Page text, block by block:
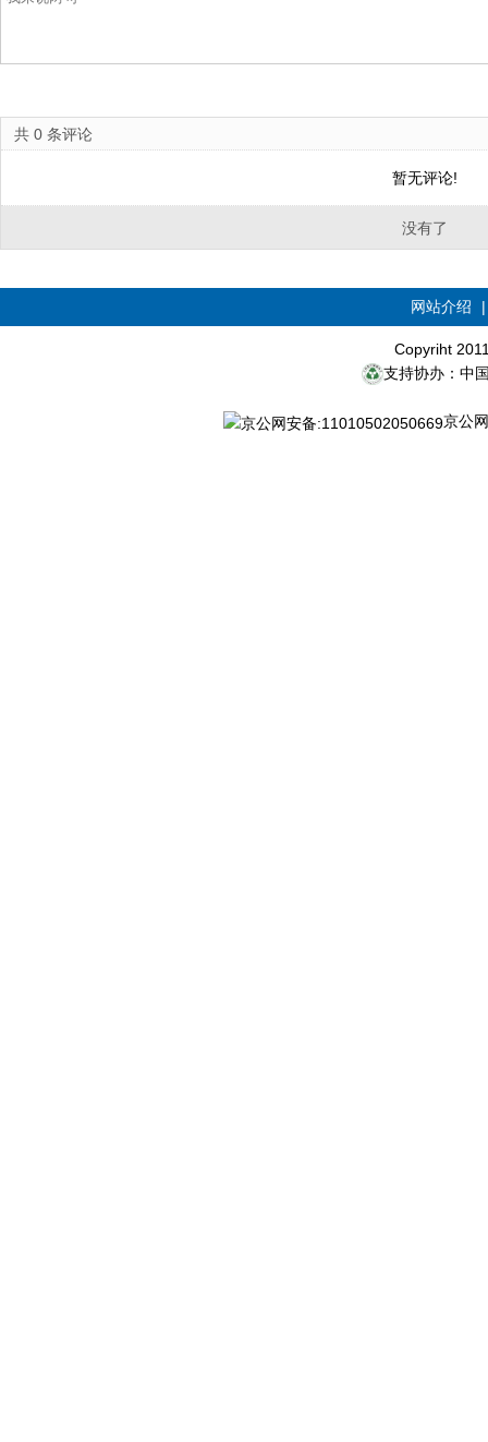
共 0 条评论
暂无评论!
没有了
网站介绍
Copyriht
支持协办：中
京公